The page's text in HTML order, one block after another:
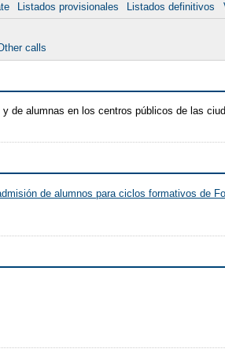
Listados provisionales Listados definitivos
calls
de alumnas en los centros públicos de las
de alumnos para ciclos formativos de